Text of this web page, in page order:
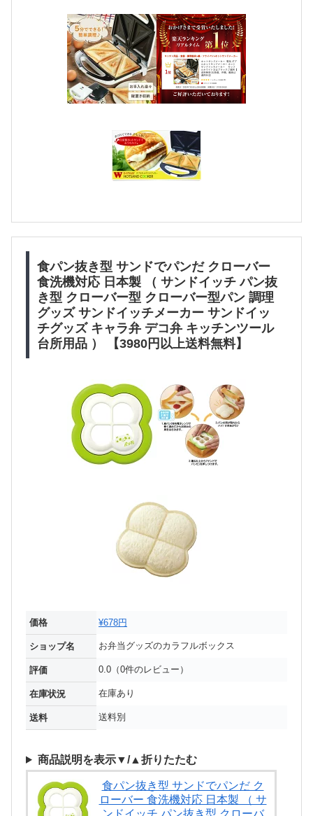
食パン抜き型 サンドでパンだ クローバー
食洗機対応 日本製 （ サンドイッチ パン抜
き型 クローバー型 クローバー型パン 調理
グッズ サンドイッチメーカー サンドイッ
チグッズ キャラ弁 デコ弁 キッチンツール
台所用品 ） 【3980円以上送料無料】
価格 ¥678円
ショップ名 お弁当グッズのカラフルボックス
評価 0.0（0件のレビュー）
在庫状況 在庫あり
送料 送料別
商品説明を表示▼/▲折りたたむ
食パン抜き型 サンドでパンだ ク
ローバー 食洗機対応 日本製 （ サ
ンドイッチ パン抜き型 クローバ